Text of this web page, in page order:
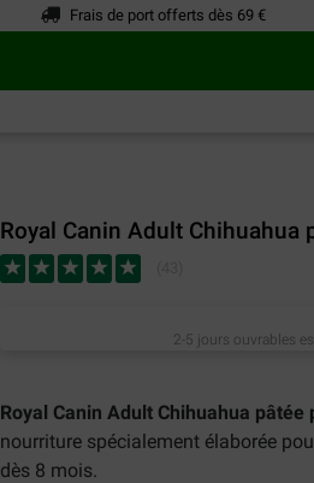
Frais de port offerts dès 69 €
Royal Canin Adult Chihuahua
2-5 jours ouvrables
Royal Canin Adult Chihuahua pâtée
nourriture spécialement élaborée
dès 8 mois.